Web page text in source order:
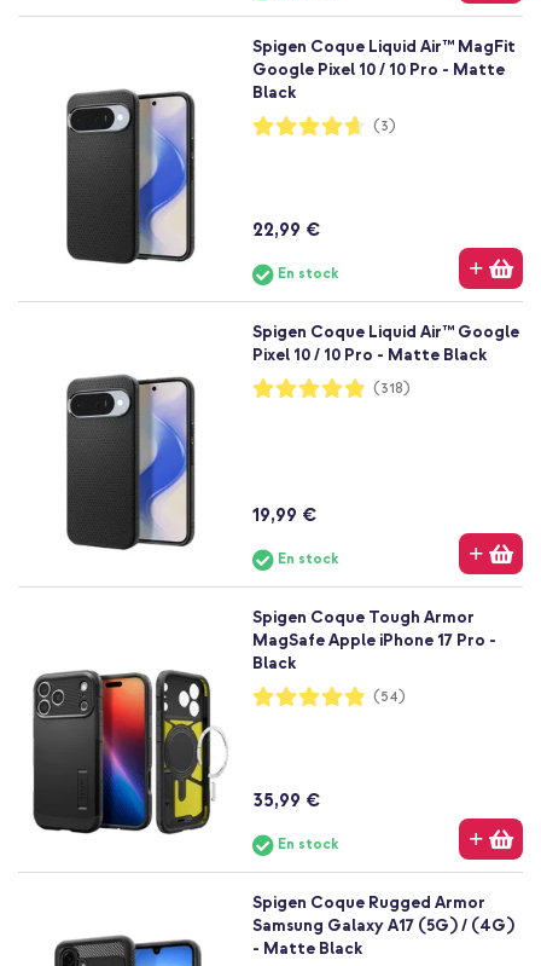
Spigen Coque Liquid Air™ MagFit
Google Pixel 10 / 10 Pro - Matte
Black
Notation:
93%
(3)
22,99 €
En stock
Spigen Coque Liquid Air™ Google
Pixel 10 / 10 Pro - Matte Black
Notation:
97%
(318)
19,99 €
En stock
Spigen Coque Tough Armor
MagSafe Apple iPhone 17 Pro -
Black
Notation:
97%
(54)
35,99 €
En stock
Spigen Coque Rugged Armor
Samsung Galaxy A17 (5G) / (4G)
- Matte Black